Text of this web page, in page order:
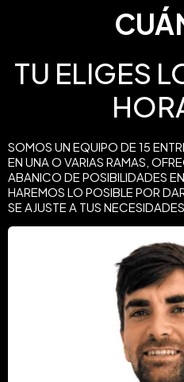
TU ELIGES
SOMOS UN EQUIPO DE 15
EN UNA O VARIAS RAMAS,
ABANICO DE POSIBILIDADES
HAREMOS LO POSIBLE POR
SE AJUSTE A TUS NECESIDADES.